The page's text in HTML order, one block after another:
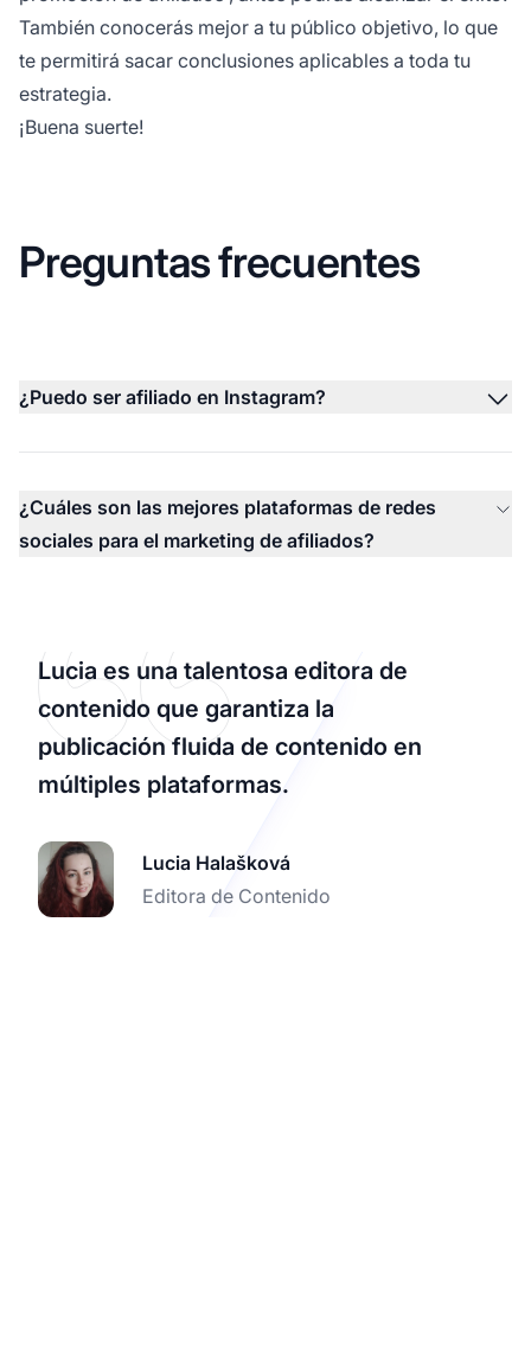
También conocerás mejor a tu público objetivo, lo que
te permitirá sacar conclusiones aplicables a toda tu
estrategia.
¡Buena suerte!
Preguntas frecuentes
¿Puedo ser afiliado en Instagram?
¿Cuáles son las mejores plataformas de redes
sociales para el marketing de afiliados?
Lucia es una talentosa editora de
contenido que garantiza la
publicación fluida de contenido en
múltiples plataformas.
Lucia Halašková
Editora de Contenido